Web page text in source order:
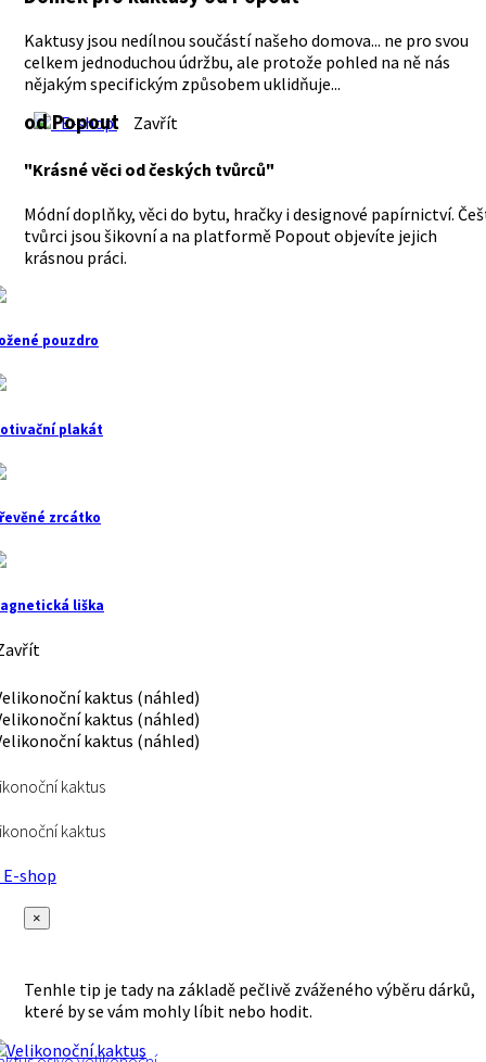
Kaktusy jsou nedílnou součástí našeho domova... ne pro svou
celkem jednoduchou údržbu, ale protože pohled na ně nás
nějakým specifickým způsobem uklidňuje...
E-shop
Zavřít
od Popout
"Krásné věci od českých tvůrců"
Módní doplňky, věci do bytu, hračky i designové papírnictví.
tvůrci jsou šikovní a na platformě Popout objevíte jejich
krásnou práci.
pouzdro
plakát
zrcátko
liška
kaktus
kaktus
shop
×
Tenhle tip je tady na základě pečlivě zváženého výběru dárků,
které by se vám mohly líbit nebo hodit.